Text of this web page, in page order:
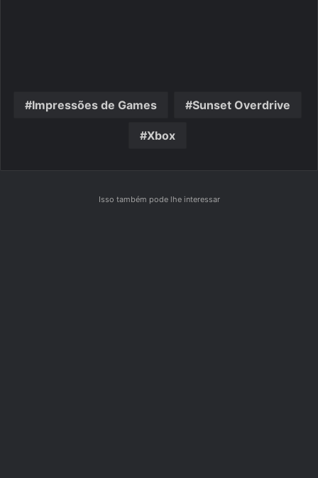
Impressões de Games Sunset Overdrive
Xbox
Isso também pode lhe interessar